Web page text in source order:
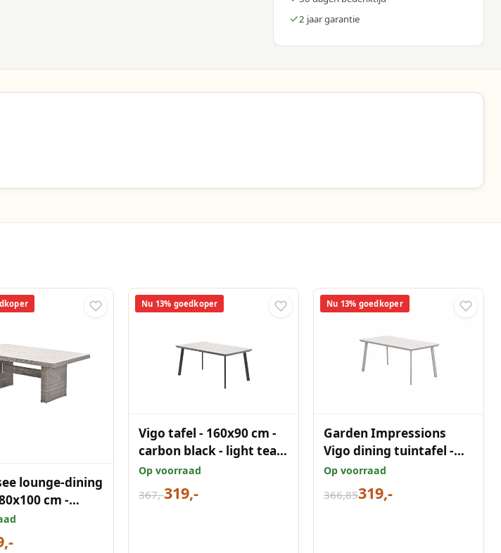
2 jaar garantie
lounge-dining
cm -
- light
Nu 13% goedkoper
Vigo tafel - 160x90 cm -
carbon black - light teak
Vironwood
Op voorraad
367,-319,-
Nu 13% goedkoper
Garden Impressions
Vigo dining tuintafel -
160x90 cm - taupe
Op voorraad
366,85319,-